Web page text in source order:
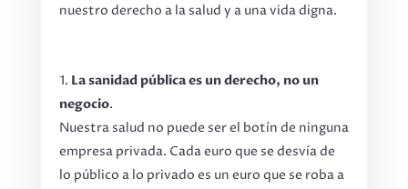
nuestro derecho a la salud y a una vida digna.
La sanidad pública es un derecho, no un
negocio.
Nuestra salud no puede ser el botín de ninguna
empresa privada. Cada euro que se desvía de
lo público a lo privado es un euro que se roba a